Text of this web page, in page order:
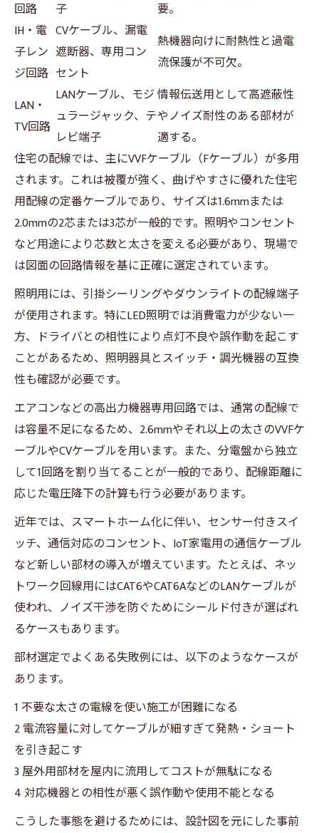
回路
子
要。
IH・電
子レン
ジ回路
CVケーブル、漏電
遮断器、専用コン
セント
熱機器向けに耐熱性と過電
流保護が不可欠。
LAN・
TV回路
LANケーブル、モジ
ュラージャック、テ
レビ端子
情報伝送用として高遮蔽性
やノイズ耐性のある部材が
適する。
住宅の配線では、主にVVFケーブル（Fケーブル）が多用
されます。これは被覆が強く、曲げやすさに優れた住宅
用配線の定番ケーブルであり、サイズは1.6mmまたは
2.0mmの2芯または3芯が一般的です。照明やコンセント
など用途により芯数と太さを変える必要があり、現場で
は図面の回路情報を基に正確に選定されています。
照明用には、引掛シーリングやダウンライトの配線端子
が使用されます。特にLED照明では消費電力が少ない一
方、ドライバとの相性により点灯不良や誤作動を起こす
ことがあるため、照明器具とスイッチ・調光機器の互換
性も確認が必要です。
エアコンなどの高出力機器専用回路では、通常の配線で
は容量不足になるため、2.6mmやそれ以上の太さのVVFケ
ーブルやCVケーブルを用います。また、分電盤から独立
して1回路を割り当てることが一般的であり、配線距離に
応じた電圧降下の計算も行う必要があります。
近年では、スマートホーム化に伴い、センサー付きスイ
ッチ、通信対応のコンセント、IoT家電用の通信ケーブル
など新しい部材の導入が増えています。たとえば、ネッ
トワーク回線用にはCAT6やCAT6AなどのLANケーブルが
使われ、ノイズ干渉を防ぐためにシールド付きが選ばれ
るケースもあります。
部材選定でよくある失敗例には、以下のようなケースが
あります。
1 不要な太さの電線を使い施工が困難になる
2 電流容量に対してケーブルが細すぎて発熱・ショート
を引き起こす
3 屋外用部材を屋内に流用してコストが無駄になる
4 対応機器との相性が悪く誤作動や使用不能となる
こうした事態を避けるためには、設計図を元にした事前